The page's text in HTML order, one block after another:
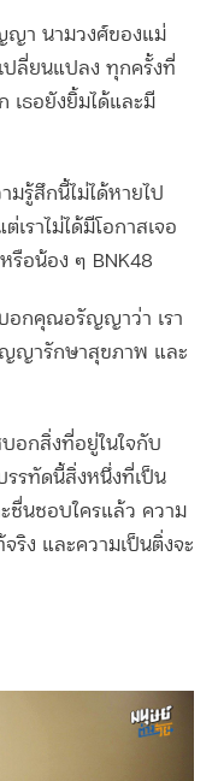
า นามวงศ์ของแม่
ปลี่ยนแปลง ทุกครั้งที่
ธอยังยิ้มได้และมี
รู้สึกนี้ไม่ได้หายไป
เราไม่ได้มีโอกาสเจอ
อน้อง ๆ BNK48
บอกคุณอรัญญาว่า เรา
ญารักษาสุขภาพ และ
บอกสิ่งที่อยู่ในใจกับ
รรทัดนี้สิ่งหนึ่งที่เป็น
ชื่นชอบใครแล้ว ความ
ริง และความเป็นติ่งจะ